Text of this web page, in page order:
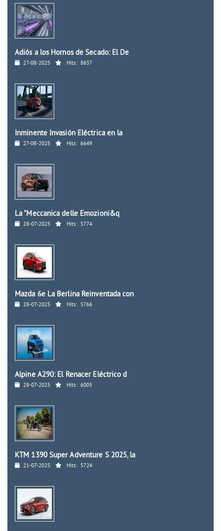
Adiós a los Hornos de Secado: El De
27-08-2025 Hits: 8637
Inminente Invasión Eléctrica en la
27-08-2025 Hits: 6649
La "Meccanica delle Emozioni&q
28-07-2025 Hits: 5774
Mazda 6e La Berlina Reinventada con
28-07-2025 Hits: 5766
Alpine A290: El Renacer Eléctrico d
28-07-2025 Hits: 6005
KTM 1390 Super Adventure S 2025, la
21-07-2025 Hits: 5724